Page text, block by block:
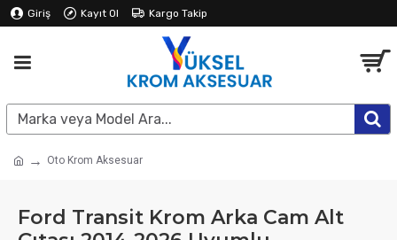
Giriş Kayıt Ol Kargo Takip
Oto Krom Aksesuar
Ford Transit Krom Arka Cam Alt